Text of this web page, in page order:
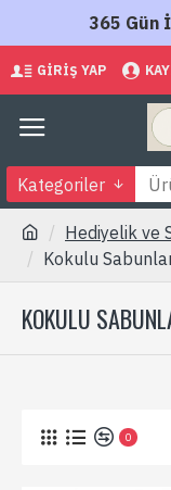
365 Gün
GIRIŞ YAP
Kategoriler
Hediyelik ve
Kokulu
KOKULU
0